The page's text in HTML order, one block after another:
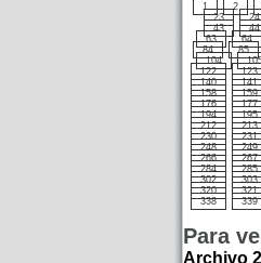
1 2
23
24
43
44
63
64
84
85
104
122
123
140
141
158
159
176
177
194
195
212
213
230
231
248
249
266
267
284
285
302
303
320
321
338
339
Para
Archivo